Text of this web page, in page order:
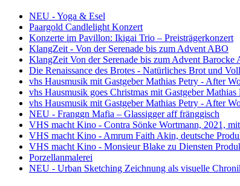
NEU - Yoga & Esel
Paargold Candlelight Konzert
Konzerte im Pavillon: Ikigai Trio – Preisträgerkonzert
KlangZeit - Von der Serenade bis zum Advent ABO
KlangZeit Von der Serenade bis zum Advent Barocke
Die Renaissance des Brotes - Natürliches Brot und
vhs Hausmusik mit Gastgeber Mathias Petry - After
vhs Hausmusik goes Christmas mit Gastgeber
vhs Hausmusik mit Gastgeber Mathias Petry - After
NEU - Franggn Mafia – Glassigger aff fränggisch
VHS macht Kino - Contra Sönke Wortmann, 2021,
VHS macht Kino - Amrum Faith Akin, deutsche
VHS macht Kino - Monsieur Blake zu Diensten
Porzellanmalerei
NEU - Urban Sketching Zeichnung als visuelle